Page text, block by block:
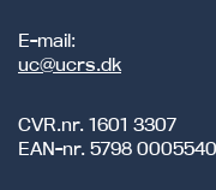
E-mail:
uc@ucrs.dk
CVR.nr. 1601 3307
EAN-nr. 5798